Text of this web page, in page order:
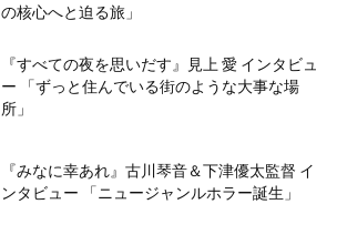
の核心へと迫る旅」
『すべての夜を思いだす』見上 愛 インタビュ
ー 「ずっと住んでいる街のような大事な場
所」
『みなに幸あれ』古川琴音＆下津優太監督 イ
ンタビュー 「ニュージャンルホラー誕生」